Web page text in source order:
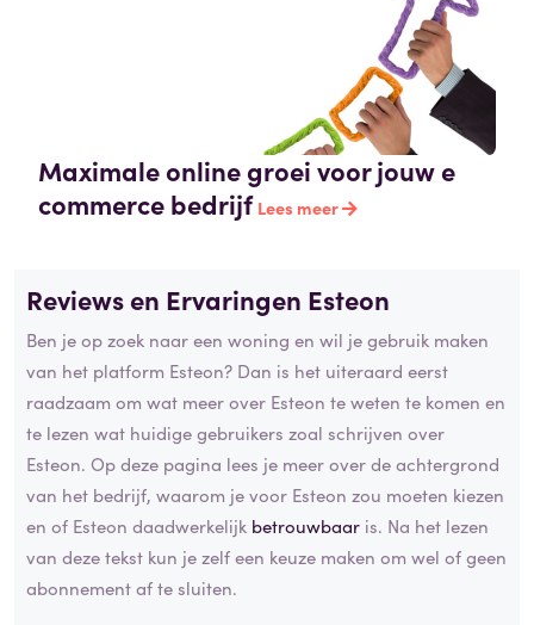
Maximale online groei voor jouw e
commerce bedrijf Lees meer
Reviews en Ervaringen Esteon
Ben je op zoek naar een woning en wil je gebruik maken
van het platform Esteon? Dan is het uiteraard eerst
raadzaam om wat meer over Esteon te weten te komen en
te lezen wat huidige gebruikers zoal schrijven over
Esteon. Op deze pagina lees je meer over de achtergrond
van het bedrijf, waarom je voor Esteon zou moeten kiezen
en of Esteon daadwerkelijk betrouwbaar is. Na het lezen
van deze tekst kun je zelf een keuze maken om wel of geen
abonnement af te sluiten.